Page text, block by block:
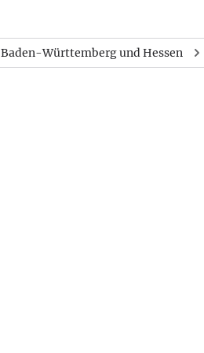
Baden-Württemberg und Hessen